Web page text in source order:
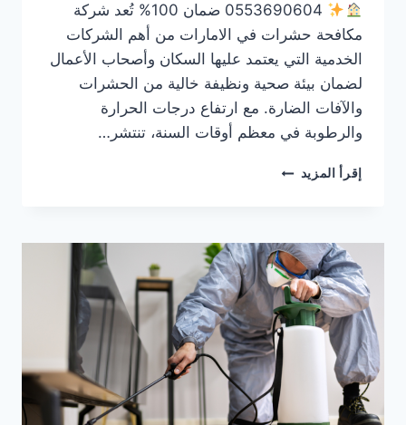
0553690604 ضمان 100% تُعد شركة
مكافحة حشرات في الامارات من أهم الشركات
الخدمية التي يعتمد عليها السكان وأصحاب الأعمال
لضمان بيئة صحية ونظيفة خالية من الحشرات
والآفات الضارة. مع ارتفاع درجات الحرارة
والرطوبة في معظم أوقات السنة، تنتشر…
إقرأ المزيد شركة
ام
القيوين
0553690604
ضمان
100%